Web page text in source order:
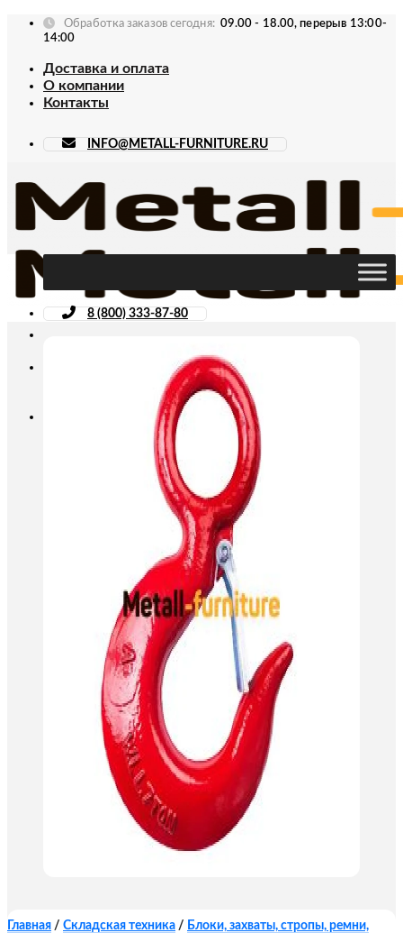
Skip
Обработка заказов сегодня: 09.00 - 18.00, перерыв 13:00-
14:00
Доставка и оплата
О компании
Контакты
INFO@METALL-FURNITURE.RU
8 (800) 333-87-80
Главная / Складская техника / Блоки, захваты, стропы, ремни,